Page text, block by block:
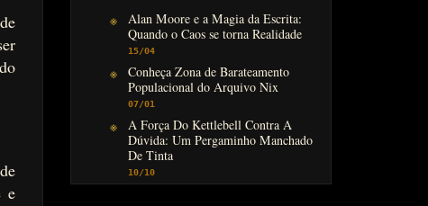
e
Alan Moore e a Magia da Escrita:
Quando o Caos se torna Realidade
15/04
Conheça Zona de Barateamento
Populacional do Arquivo Nix
07/01
A Força Do Kettlebell Contra A
Dúvida: Um Pergaminho Manchado
De Tinta
10/10